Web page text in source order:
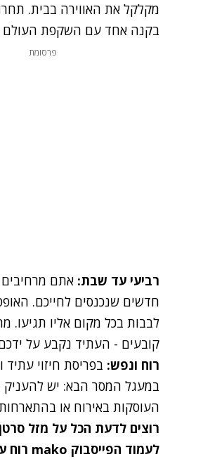
מקלקל את האווירה בבית.
בקנה אחד עם השקפת העולם
פרסומת
רביעי עד שבת: אתם
חדשים שנכנסים לחייכם.
לבבות בכל מקום אליו תגיעו.
קובעים - העתיד נקבע על
רוח ונפש: בפריסת חיזוי
במעגל המסר הבא: יש להעניק
העוסקות באירוח או
רוצים לדעת הכל על מזל
לעמוד הפייסבוק mako רוח עשיתם לייק?